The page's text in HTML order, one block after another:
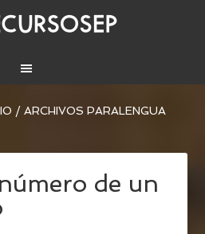
/ ARCHIVOS PARALENGUA
de un